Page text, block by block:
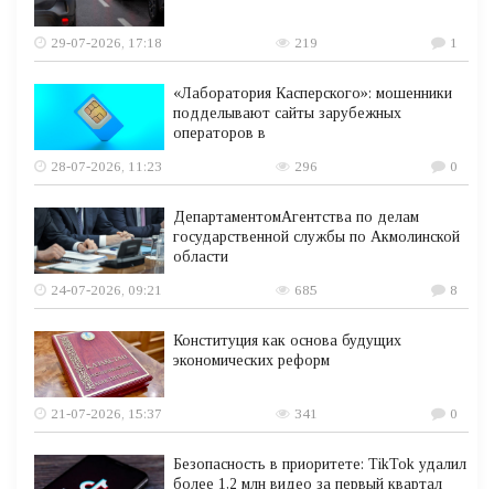
29-07-2026, 17:18 219 1
«Лаборатория Касперского»: мошенники
подделывают сайты зарубежных
операторов в
28-07-2026, 11:23
296 0
ДепартаментомАгентства по делам
государственной службы по Акмолинской
области
24-07-2026, 09:21
685 8
Конституция как основа будущих
экономических реформ
21-07-2026, 15:37 341 0
Безопасность в приоритете: TikTok удалил
более 1,2 млн видео за первый квартал